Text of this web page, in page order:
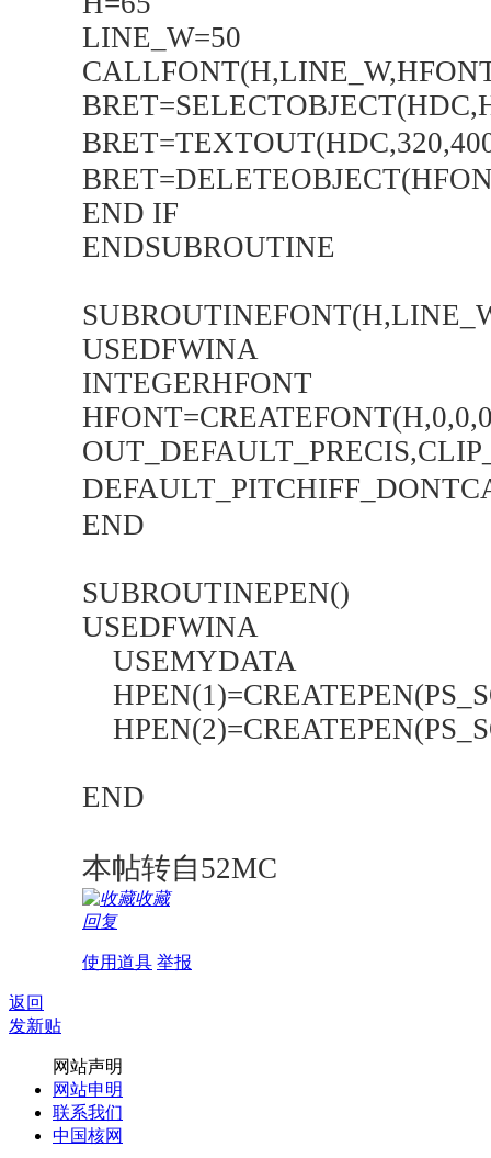
LINE_W=50
END IF
ENDSUBROUTINE
USEDFWINA
INTEGERHFONT
END
SUBROUTINEPEN()
USEDFWINA
USEMYDATA
END
本帖转自52MC
收藏
回复
使用道具 举报
返回
发新贴
网站声明
网站申明
联系我们
中国核网